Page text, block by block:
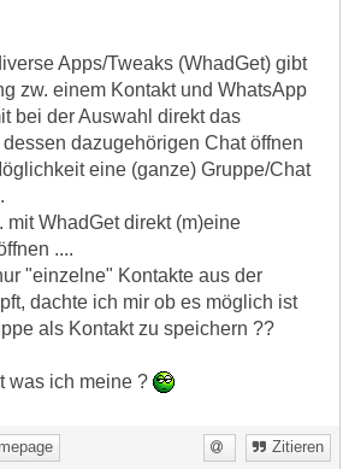
Apps/Tweaks (WhadGet) gibt
zw. einem Kontakt und WhatsApp
bei der Auswahl direkt das
dazugehörigen Chat öffnen
eine (ganze) Gruppe/Chat
mit WhadGet direkt (m)eine
....
"einzelne" Kontakte aus der
dachte ich mir ob es möglich ist
als Kontakt zu speichern ??
was ich meine ?
Zitieren